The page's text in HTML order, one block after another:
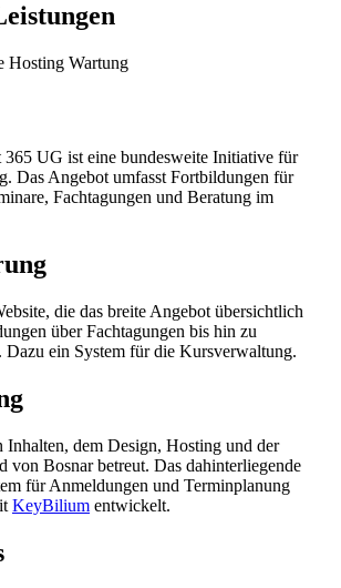
Hosting Wartung
UG ist eine bundesweite Initiative für
Das Angebot umfasst Fortbildungen für
Fachtagungen und Beratung im
die das breite Angebot übersichtlich
über Fachtagungen bis hin zu
ein System für die Kursverwaltung.
Inhalten, dem Design, Hosting und der
von Bosnar betreut. Das dahinterliegende
für Anmeldungen und Terminplanung
KeyBilium entwickelt.